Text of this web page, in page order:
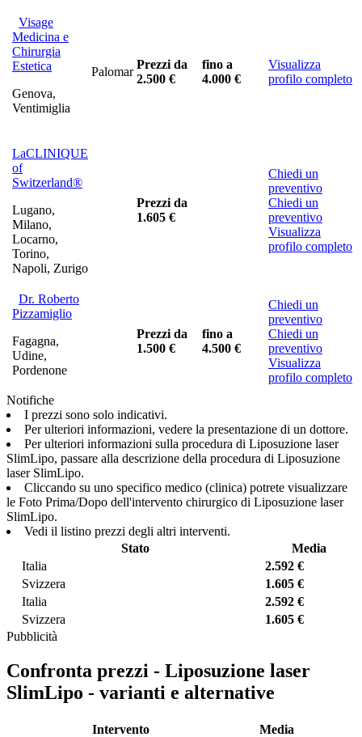
Visage
Medicina e
Chirurgia
Estetica
Genova,
Ventimiglia
Palomar
Prezzi da
2.500 €
fino a
4.000 €
Visualizza
profilo completo
LaCLINIQUE
of
Switzerland®
Lugano,
Milano,
Locarno,
Torino,
Napoli, Zurigo
Prezzi da
1.605 €
Chiedi un
preventivo
Chiedi un
preventivo
Visualizza
profilo completo
Dr. Roberto
Pizzamiglio
Fagagna,
Udine,
Pordenone
Prezzi da
1.500 €
fino a
4.500 €
Chiedi un
preventivo
Chiedi un
preventivo
Visualizza
profilo completo
Notifiche
I prezzi sono solo indicativi.
Per ulteriori informazioni, vedere la presentazione di un dottore.
Per ulteriori informazioni sulla procedura di Liposuzione laser
SlimLipo, passare alla descrizione della procedura di Liposuzione
laser SlimLipo.
Cliccando su uno specifico medico (clinica) potrete visualizzare
le Foto Prima/Dopo dell'intervento chirurgico di Liposuzione laser
SlimLipo.
Vedi il listino prezzi degli altri interventi.
Stato
Media
Italia
2.592 €
Svizzera
1.605 €
Italia
2.592 €
Svizzera
1.605 €
Pubblicità
Confronta prezzi - Liposuzione laser
SlimLipo - varianti e alternative
Intervento Media